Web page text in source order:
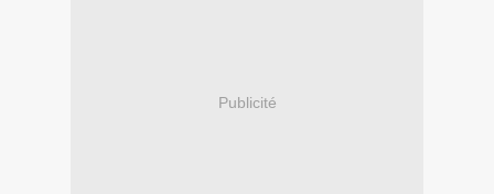
Publicité